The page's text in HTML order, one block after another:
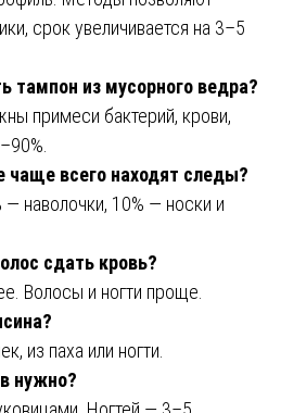
срок увеличивается на 3–5
тампон из мусорного ведра?
примеси бактерий, крови,
чаще всего находят следы?
наволочки, 10% — носки и
сдать кровь?
Волосы и ногти проще.
из паха или ногти.
нужно?